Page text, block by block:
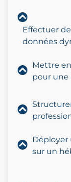
Effectuer
données
Mettre
pour une
Déployer
sur un